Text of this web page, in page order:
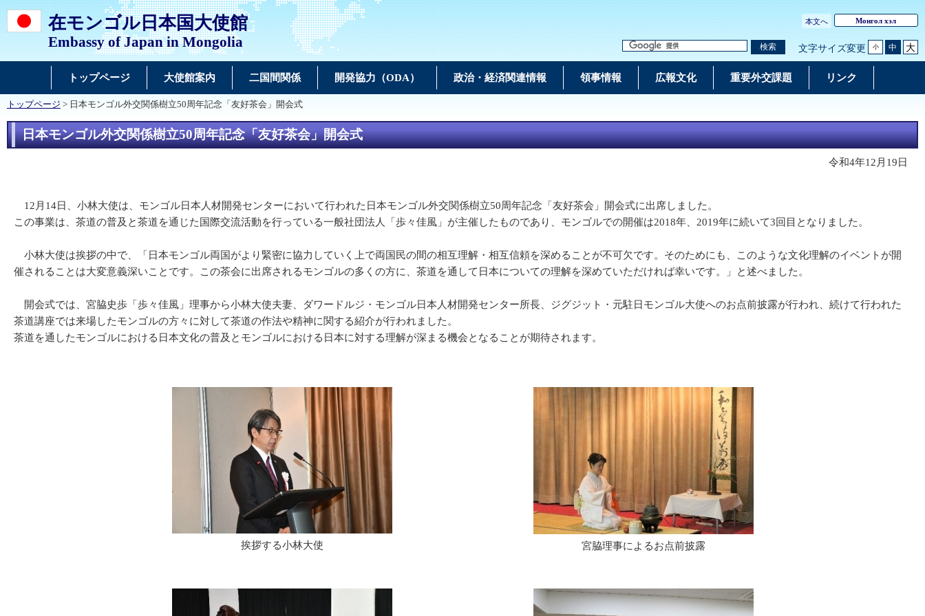
在モンゴル日本国大使館
Embassy of Japan in Mongolia
本文へ Монгол хэл
検索 文字サイズ変更 小 中 大
トップページ 大使館案内 二国間関係 開発協力（ODA） 政治・経済関連情報 領事情報 広報文化 重要外交課題 リンク
トップページ > 日本モンゴル外交関係樹立50周年記念「友好茶会」開会式
日本モンゴル外交関係樹立50周年記念「友好茶会」開会式
令和4年12月19日
12月14日、小林大使は、モンゴル日本人材開発センターにおいて行われた日本モンゴル外交関係樹立50周年記念「友好茶会」開会式に出席しました。
この事業は、茶道の普及と茶道を通じた国際交流活動を行っている一般社団法人「歩々佳風」が主催したものであり、モンゴルでの開催は2018年、2019年に続いて3回目となりました。
小林大使は挨拶の中で、「日本モンゴル両国がより緊密に協力していく上で両国民の間の相互理解・相互信頼を深めることが不可欠です。そのためにも、このような文化理解のイベントが開
催されることは大変意義深いことです。この茶会に出席されるモンゴルの多くの方に、茶道を通して日本についての理解を深めていただければ幸いです。」と述べました。
開会式では、宮脇史歩「歩々佳風」理事から小林大使夫妻、ダワードルジ・モンゴル日本人材開発センター所長、ジグジット・元駐日モンゴル大使へのお点前披露が行われ、続けて行われた
茶道講座では来場したモンゴルの方々に対して茶道の作法や精神に関する紹介が行われました。
茶道を通したモンゴルにおける日本文化の普及とモンゴルにおける日本に対する理解が深まる機会となることが期待されます。
挨拶する小林大使 宮脇理事によるお点前披露